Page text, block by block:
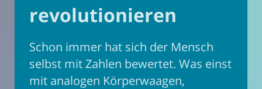
revolutionieren
Schon immer hat sich der Mensch
selbst mit Zahlen bewertet. Was einst
mit analogen Körperwaagen,